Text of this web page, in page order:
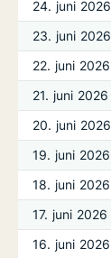
24. juni 2026
23. juni 2026
22. juni 2026
21. juni 2026
20. juni 2026
19. juni 2026
18. juni 2026
17. juni 2026
16. juni 2026